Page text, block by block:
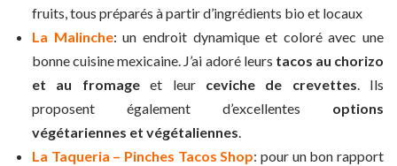
fruits, tous préparés à partir d’ingrédients bio et locaux
La Malinche: un endroit dynamique et coloré avec une
bonne cuisine mexicaine. J’ai adoré leurs tacos au chorizo
et au fromageet leurceviche de crevettes. Ils
proposent également d’excellentes options
végétariennes et végétaliennes.
La Taqueria – Pinches Tacos Shop: pour un bon rapport